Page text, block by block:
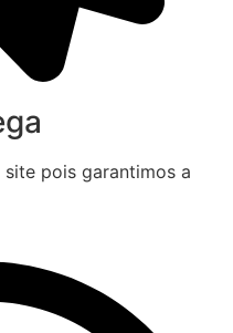
pois garantimos a